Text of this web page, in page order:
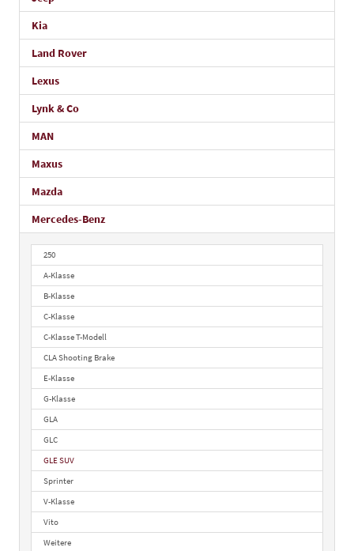
Kia
Land Rover
Lexus
Lynk & Co
MAN
Maxus
Mazda
Mercedes-Benz
250
A-Klasse
B-Klasse
C-Klasse
C-Klasse T-Modell
CLA Shooting Brake
E-Klasse
G-Klasse
GLA
GLC
GLE SUV
Sprinter
V-Klasse
Vito
Weitere